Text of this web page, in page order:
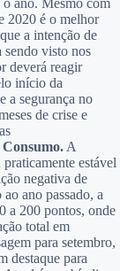
o ano. Mesmo com
2020 é o melhor
a intenção de
sendo visto nos
deverá reagir
início da
a segurança no
de crise e
A
estável
negativa de
ano passado, a
a 200 pontos, onde
total em
para setembro,
destaque para